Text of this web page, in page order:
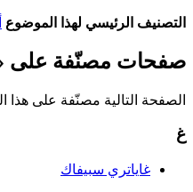
التصنيف الرئيسي لهذا الموضوع
صفحات مصنّفة على
الصفحة التالية مصنّفة على هذا
غ
غاياتري سبيفاك